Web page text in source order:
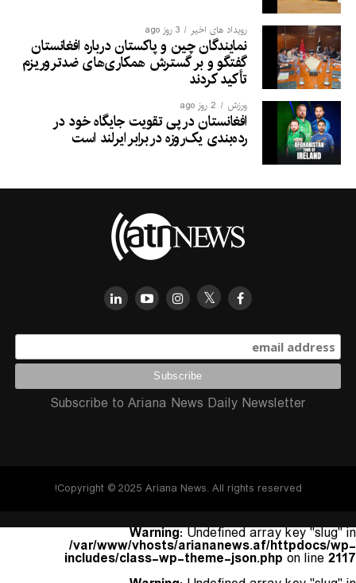
رویداد های اخیر 3 روز ago
نمایندگان چین و پاکستان درباره افغانستان
گفتگو و بر گسترش همکاری‌های ضدتروریزم
تأکید کردند
ورزش 2 روز ago
افغانستان در پی تقویت جایگاه خود در
رده‌بندی یک‌روزه در برابر ایرلند است
Subscribe to Ariana News Daily Newsletter
Copyright © 2025 Ariana News. All rights reserved!
Warning: Undefined array key "slug" in
/var/www/vhosts/ariananews.af/httpdocs/wp-
includes/class-wp-theme-json.php on line2117